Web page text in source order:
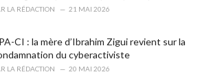
LA RÉDACTION 21 MAI 2026
CI : la mère d’Ibrahim Zigui revient sur la
du cyberactiviste
LA RÉDACTION 20 MAI 2026